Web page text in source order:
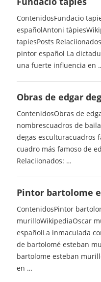
ContenidosFundacio
españolAntoni
tapiesPosts
pintor español La
una fuerte influencia en
Obras de edgar
ContenidosObras de
nombrescuadros de
degas esculturacuadros
cuadro más famoso de
Relaciionados: …
Pintor bartolome
ContenidosPintor
murilloWikipediaOscar
españolLa inmaculada
de bartolomé esteban
bartolome esteban
en …